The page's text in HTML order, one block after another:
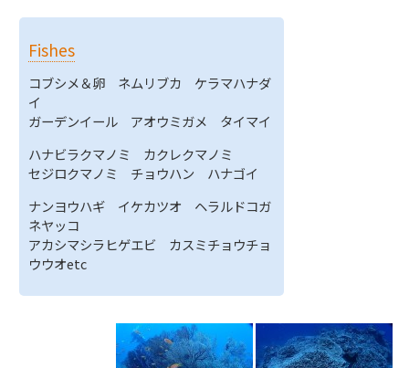
Fishes
コブシメ＆卵 ネムリブカ ケラマハナダ
イ
ガーデンイール アオウミガメ タイマイ
ハナビラクマノミ カクレクマノミ
セジロクマノミ チョウハン ハナゴイ
ナンヨウハギ イケカツオ ヘラルドコガ
ネヤッコ
アカシマシラヒゲエビ カスミチョウチョ
ウウオetc